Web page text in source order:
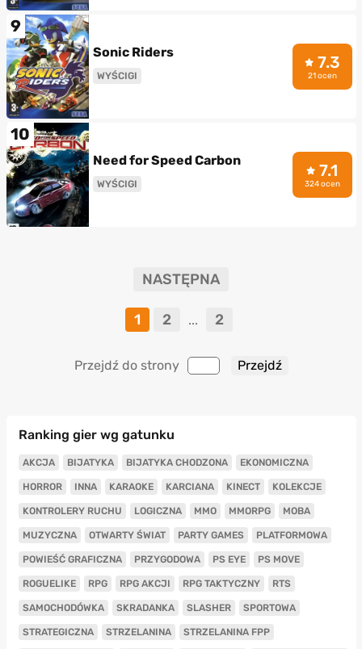
9
Sonic Riders
WYŚCIGI
7.3
21 ocen
10
Need for Speed Carbon
WYŚCIGI
7.1
324 ocen
NASTĘPNA
1 2 ... 2
Przejdź do strony
Ranking gier wg gatunku
AKCJA BIJATYKA BIJATYKA CHODZONA EKONOMICZNA
HORROR INNA KARAOKE KARCIANA KINECT KOLEKCJE
KONTROLERY RUCHU LOGICZNA MMO MMORPG MOBA
MUZYCZNA OTWARTY ŚWIAT PARTY GAMES PLATFORMOWA
POWIEŚĆ GRAFICZNA PRZYGODOWA PS EYE PS MOVE
ROGUELIKE RPG RPG AKCJI RPG TAKTYCZNY RTS
SAMOCHODÓWKA SKRADANKA SLASHER SPORTOWA
STRATEGICZNA STRZELANINA STRZELANINA FPP